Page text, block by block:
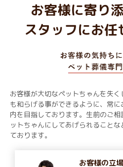
お客様に寄り
スタッフにお任
お客様が大切なペットちゃんを失
も和らげる事ができるように、常
内を目指しております。生前のご
ットちゃんにしてあげられること
ております。
お客様の立